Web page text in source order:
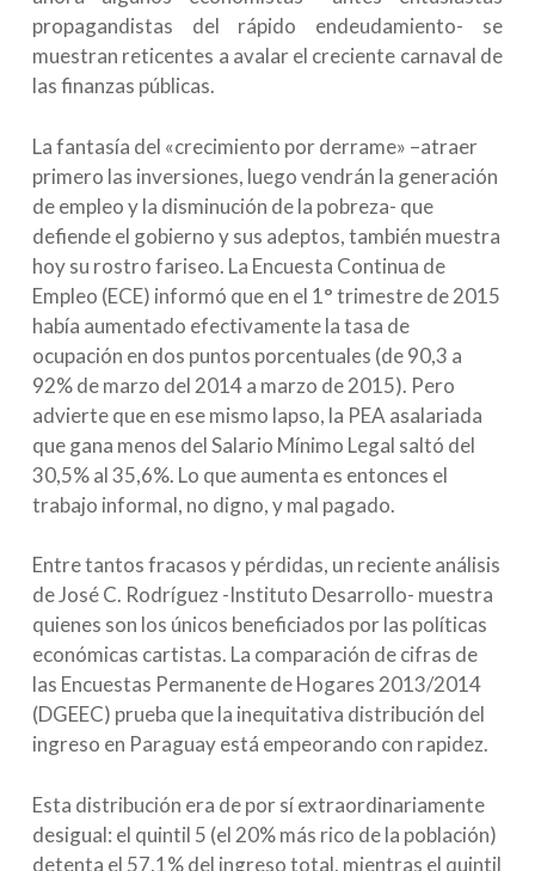
propagandistas del rápido endeudamiento- se
muestran reticentes a avalar el creciente carnaval de
las finanzas públicas.
La fantasía del «crecimiento por derrame» –atraer
primero las inversiones, luego vendrán la generación
de empleo y la disminución de la pobreza- que
defiende el gobierno y sus adeptos, también muestra
hoy su rostro fariseo. La Encuesta Continua de
Empleo (ECE) informó que en el 1° trimestre de 2015
había aumentado efectivamente la tasa de
ocupación en dos puntos porcentuales (de 90,3 a
92% de marzo del 2014 a marzo de 2015). Pero
advierte que en ese mismo lapso, la PEA asalariada
que gana menos del Salario Mínimo Legal saltó del
30,5% al 35,6%. Lo que aumenta es entonces el
trabajo informal, no digno, y mal pagado.
Entre tantos fracasos y pérdidas, un reciente análisis
de José C. Rodríguez -Instituto Desarrollo- muestra
quienes son los únicos beneficiados por las políticas
económicas cartistas. La comparación de cifras de
las Encuestas Permanente de Hogares 2013/2014
(DGEEC) prueba que la inequitativa distribución del
ingreso en Paraguay está empeorando con rapidez.
Esta distribución era de por sí extraordinariamente
desigual: el quintil 5 (el 20% más rico de la población)
detenta el 57,1% del ingreso total, mientras el quintil